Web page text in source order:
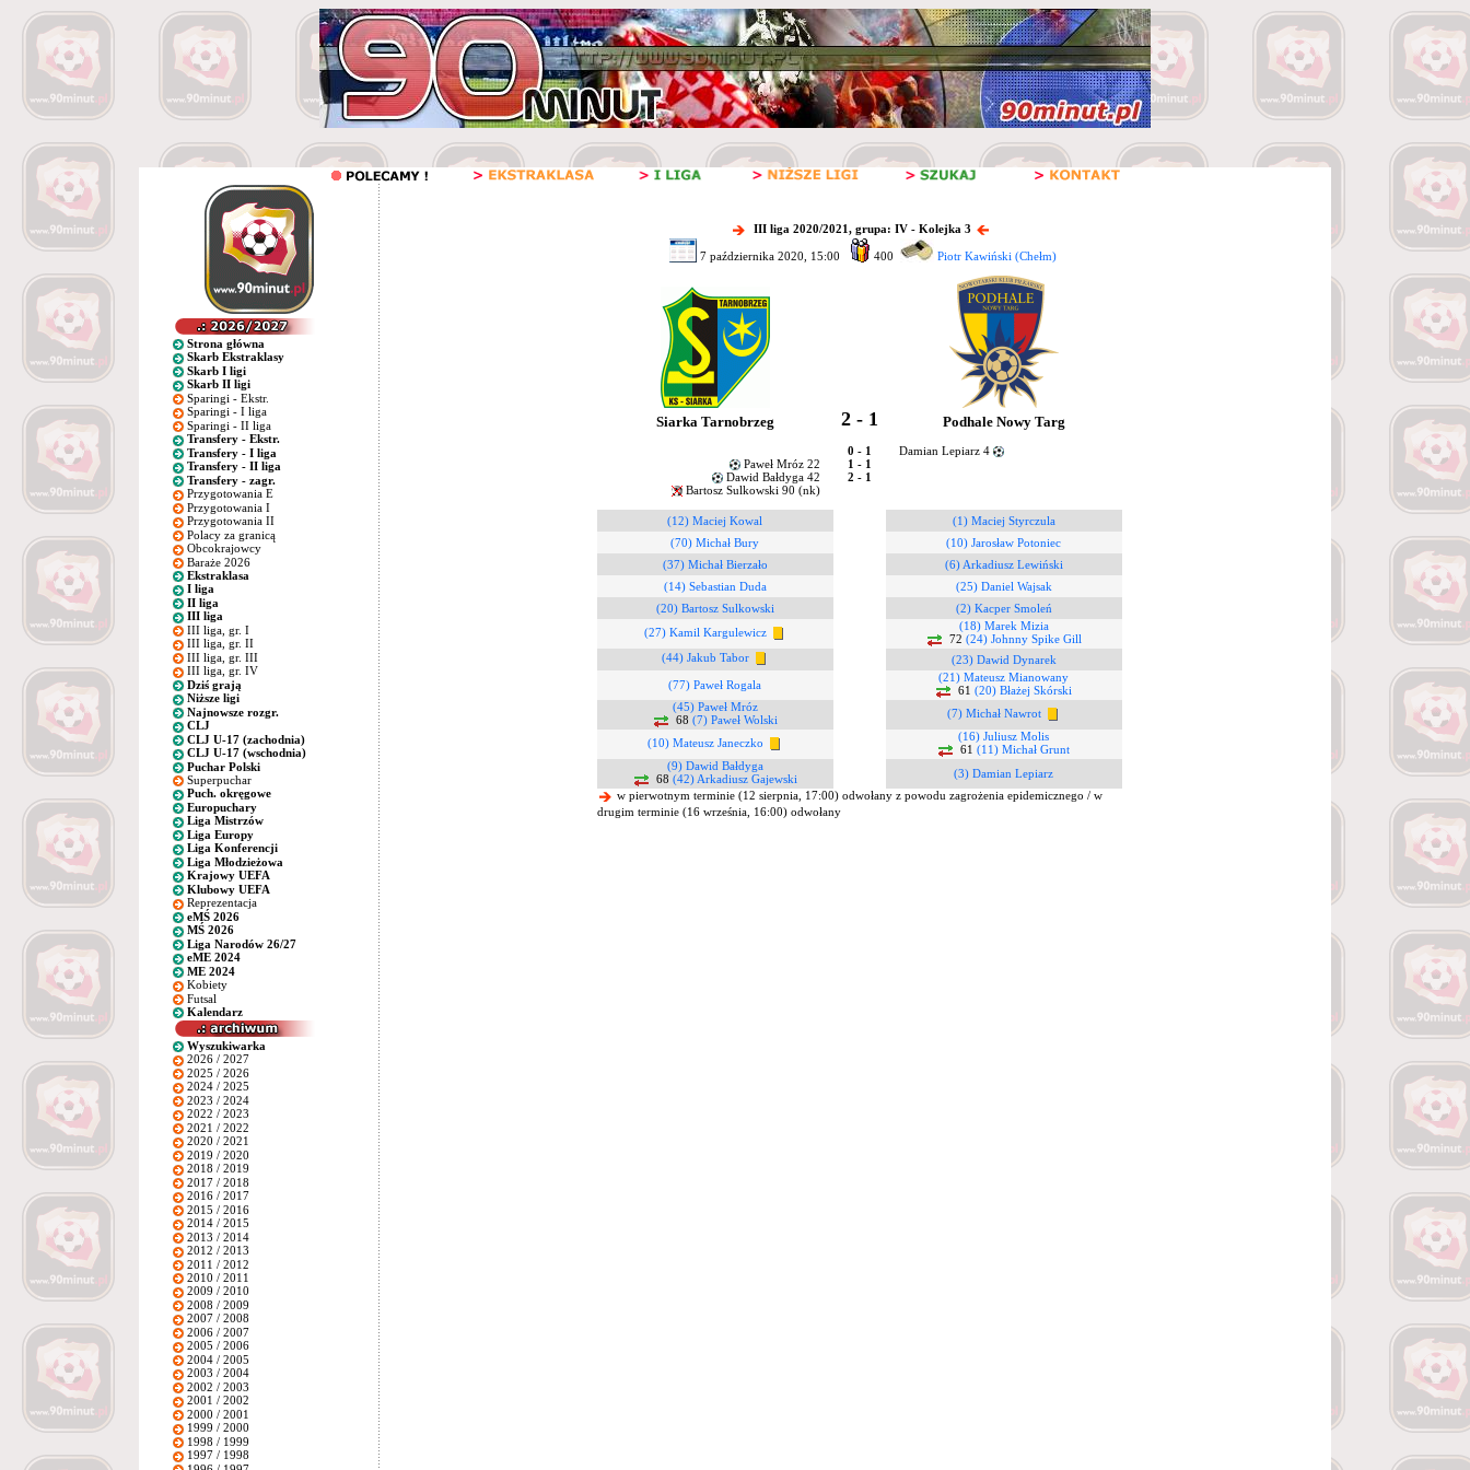
Strona główna
Skarb Ekstraklasy
Skarb I ligi
Skarb II ligi
Sparingi - Ekstr.
Sparingi - I liga
Sparingi - II liga
Transfery - Ekstr.
Transfery - I liga
Transfery - II liga
Transfery - zagr.
Przygotowania E
Przygotowania I
Przygotowania II
Polacy za granicą
Obcokrajowcy
Baraże 2026
Ekstraklasa
I liga
II liga
III liga
III liga, gr. I
III liga, gr. II
III liga, gr. III
III liga, gr. IV
Dziś grają
Niższe ligi
Najnowsze rozgr.
CLJ
CLJ U-17 (zachodnia)
CLJ U-17 (wschodnia)
Puchar Polski
Superpuchar
Puch. okręgowe
Europuchary
Liga Mistrzów
Liga Europy
Liga Konferencji
Liga Młodzieżowa
Krajowy UEFA
Klubowy UEFA
Reprezentacja
eMŚ 2026
MŚ 2026
Liga Narodów 26/27
eME 2024
ME 2024
Kobiety
Futsal
Kalendarz
Wyszukiwarka
2026 / 2027
2025 / 2026
2024 / 2025
2023 / 2024
2022 / 2023
2021 / 2022
2020 / 2021
2019 / 2020
2018 / 2019
2017 / 2018
2016 / 2017
2015 / 2016
2014 / 2015
2013 / 2014
2012 / 2013
2011 / 2012
2010 / 2011
2009 / 2010
2008 / 2009
2007 / 2008
2006 / 2007
2005 / 2006
2004 / 2005
2003 / 2004
2002 / 2003
2001 / 2002
2000 / 2001
1999 / 2000
1998 / 1999
1997 / 1998
III liga 2020/2021, grupa: IV - Kolejka 3
7 października 2020, 15:00 400 Piotr Kawiński (Chełm)
Siarka Tarnobrzeg 2 - 1 Podhale Nowy Targ
0 - 1
Damian Lepiarz 4
Paweł Mróz 22
1 - 1
Dawid Bałdyga 42
2 - 1
Bartosz Sulkowski 90 (nk)
(12) Maciej Kowal
(1) Maciej Styrczula
(70) Michał Bury
(10) Jarosław Potoniec
(37) Michał Bierzało
(6) Arkadiusz Lewiński
(14) Sebastian Duda
(25) Daniel Wajsak
(20) Bartosz Sulkowski
(2) Kacper Smoleń
(27) Kamil Kargulewicz
(18) Marek Mizia
72 (24) Johnny Spike Gill
(44) Jakub Tabor
(23) Dawid Dynarek
(77) Paweł Rogala
(21) Mateusz Mianowany
61 (20) Błażej Skórski
(45) Paweł Mróz
68 (7) Paweł Wolski (7) Michał Nawrot
(10) Mateusz Janeczko
(16) Juliusz Molis
61 (11) Michał Grunt
(9) Dawid Bałdyga
68 (42) Arkadiusz Gajewski
(3) Damian Lepiarz
w pierwotnym terminie (12 sierpnia, 17:00) odwołany z powodu zagrożenia epidemicznego / w
drugim terminie (16 września, 16:00) odwołany